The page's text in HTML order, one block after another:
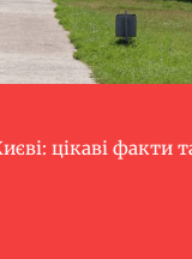
цікаві факти